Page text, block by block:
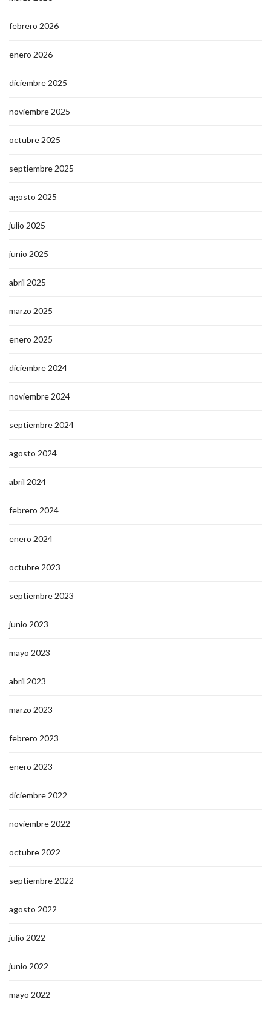
febrero 2026
enero 2026
diciembre 2025
noviembre 2025
octubre 2025
septiembre 2025
agosto 2025
julio 2025
junio 2025
abril 2025
marzo 2025
enero 2025
diciembre 2024
noviembre 2024
septiembre 2024
agosto 2024
abril 2024
febrero 2024
enero 2024
octubre 2023
septiembre 2023
junio 2023
mayo 2023
abril 2023
marzo 2023
febrero 2023
enero 2023
diciembre 2022
noviembre 2022
octubre 2022
septiembre 2022
agosto 2022
julio 2022
junio 2022
mayo 2022